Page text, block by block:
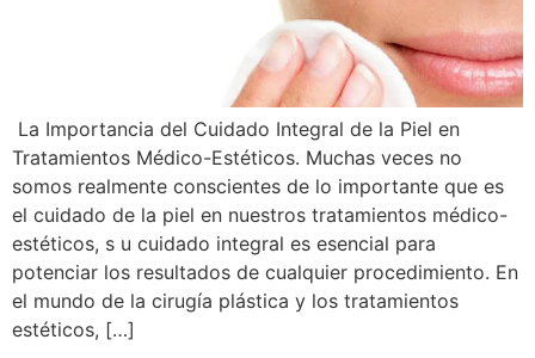
La Importancia del Cuidado Integral de la Piel en
Tratamientos Médico-Estéticos. Muchas veces no
somos realmente conscientes de lo importante que es
el cuidado de la piel en nuestros tratamientos médico-
estéticos, s u cuidado integral es esencial para
potenciar los resultados de cualquier procedimiento. En
el mundo de la cirugía plástica y los tratamientos
estéticos, […]